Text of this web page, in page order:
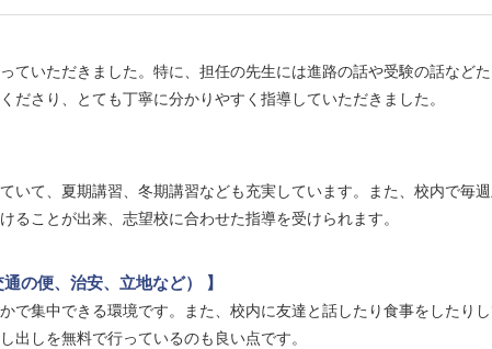
ていただきました。特に、担任の先生には進路の話や受験の話など
ださり、とても丁寧に分かりやすく指導していただきました。
いて、夏期講習、冬期講習なども充実しています。また、校内で毎
ることが出来、志望校に合わせた指導を受けられます。
の便、治安、立地など） 】
で集中できる環境です。また、校内に友達と話したり食事をしたり
出しを無料で行っているのも良い点です。